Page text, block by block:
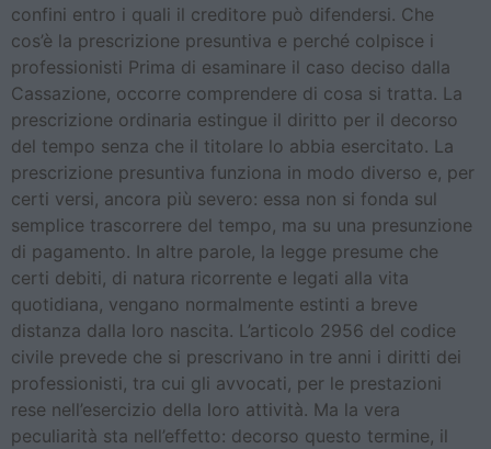
confini entro i quali il creditore può difendersi. Che
cos’è la prescrizione presuntiva e perché colpisce i
professionisti Prima di esaminare il caso deciso dalla
Cassazione, occorre comprendere di cosa si tratta. La
prescrizione ordinaria estingue il diritto per il decorso
del tempo senza che il titolare lo abbia esercitato. La
prescrizione presuntiva funziona in modo diverso e, per
certi versi, ancora più severo: essa non si fonda sul
semplice trascorrere del tempo, ma su una presunzione
di pagamento. In altre parole, la legge presume che
certi debiti, di natura ricorrente e legati alla vita
quotidiana, vengano normalmente estinti a breve
distanza dalla loro nascita. L’articolo 2956 del codice
civile prevede che si prescrivano in tre anni i diritti dei
professionisti, tra cui gli avvocati, per le prestazioni
rese nell’esercizio della loro attività. Ma la vera
peculiarità sta nell’effetto: decorso questo termine, il